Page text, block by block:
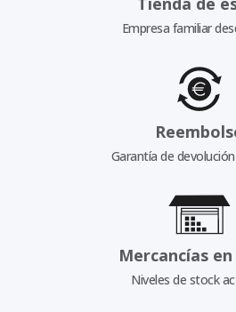
Empresa familiar
Garantía de
Mercancías
Niveles de stock